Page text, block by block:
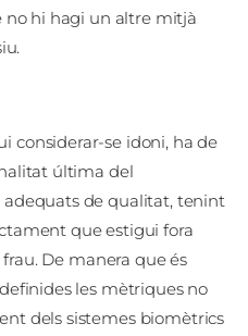
hi hagi un altre mitjà
considerar-se idoni, ha de
última del
de qualitat, tenint
que estigui fora
De manera que és
les mètriques no
dels sistemes biomètrics